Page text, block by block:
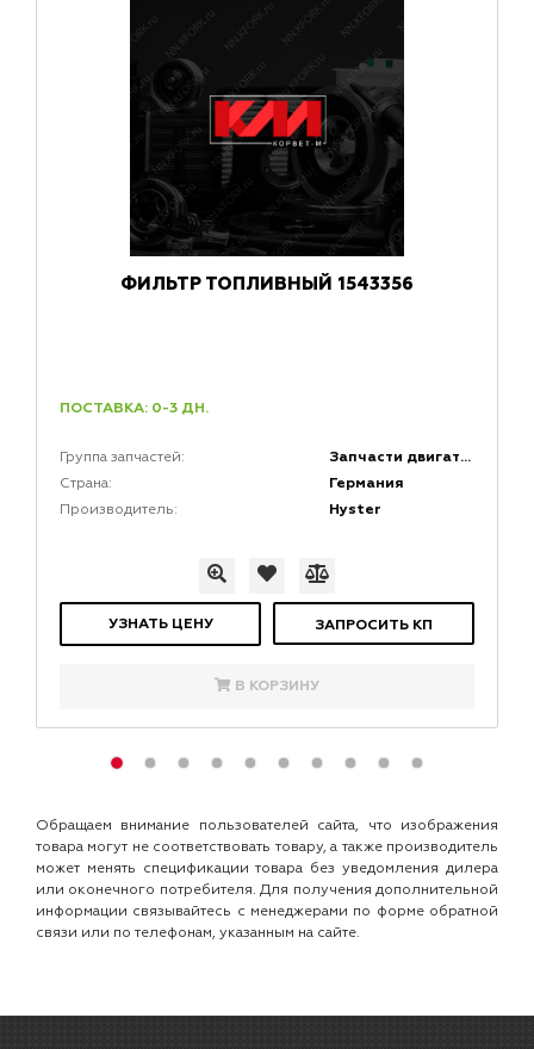
ФИЛЬТР ТОПЛИВНЫЙ 1543356
ПОСТАВКА: 0-3 ДН.
Группа запчастей: Запчасти двигателей
Страна: Германия
Производитель: Hyster
УЗНАТЬ ЦЕНУ ЗАПРОСИТЬ КП
В КОРЗИНУ
Обращаем внимание пользователей сайта, что изображения
товара могут не соответствовать товару, а также производитель
может менять спецификации товара без уведомления дилера
или оконечного потребителя. Для получения дополнительной
информации связывайтесь с менеджерами по форме обратной
связи или по телефонам, указанным на сайте.